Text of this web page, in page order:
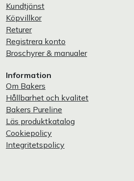
Kundtjänst
Köpvillkor
Returer
Registrera konto
Broschyrer & manualer
Information
Om Bakers
Hållbarhet och kvalitet
Bakers Pureline
Läs produktkatalog
Cookiepolicy
Integritetspolicy